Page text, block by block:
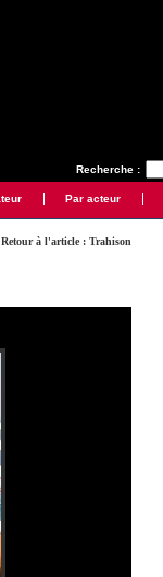
Recherche :
Par acteur
Retour à l'article : Trahison